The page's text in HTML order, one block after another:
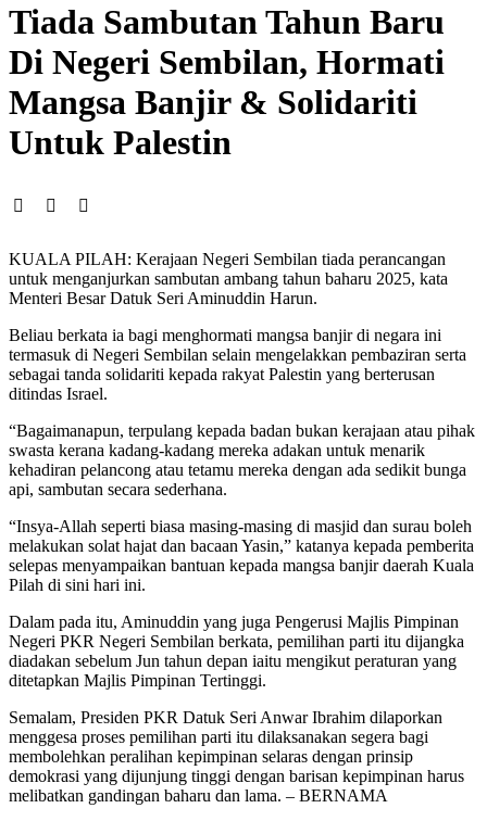
Tiada Sambutan Tahun Baru
Di Negeri Sembilan, Hormati
Mangsa Banjir & Solidariti
Untuk Palestin
KUALA PILAH: Kerajaan Negeri Sembilan tiada perancangan
untuk menganjurkan sambutan ambang tahun baharu 2025, kata
Menteri Besar Datuk Seri Aminuddin Harun.
Beliau berkata ia bagi menghormati mangsa banjir di negara ini
termasuk di Negeri Sembilan selain mengelakkan pembaziran serta
sebagai tanda solidariti kepada rakyat Palestin yang berterusan
ditindas Israel.
“Bagaimanapun, terpulang kepada badan bukan kerajaan atau pihak
swasta kerana kadang-kadang mereka adakan untuk menarik
kehadiran pelancong atau tetamu mereka dengan ada sedikit bunga
api, sambutan secara sederhana.
“Insya-Allah seperti biasa masing-masing di masjid dan surau boleh
melakukan solat hajat dan bacaan Yasin,” katanya kepada pemberita
selepas menyampaikan bantuan kepada mangsa banjir daerah Kuala
Pilah di sini hari ini.
Dalam pada itu, Aminuddin yang juga Pengerusi Majlis Pimpinan
Negeri PKR Negeri Sembilan berkata, pemilihan parti itu dijangka
diadakan sebelum Jun tahun depan iaitu mengikut peraturan yang
ditetapkan Majlis Pimpinan Tertinggi.
Semalam, Presiden PKR Datuk Seri Anwar Ibrahim dilaporkan
menggesa proses pemilihan parti itu dilaksanakan segera bagi
membolehkan peralihan kepimpinan selaras dengan prinsip
demokrasi yang dijunjung tinggi dengan barisan kepimpinan harus
melibatkan gandingan baharu dan lama. – BERNAMA